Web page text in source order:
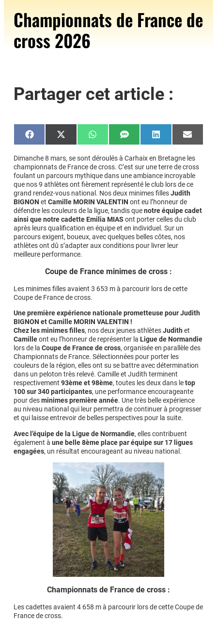
Championnats de France de
cross 2026
Partager cet article :
Share
on
Share
on
(Twitter)
Share
on
Share
on
Share
on
Share
on
Dimanche 8 mars, se sont déroulés à Carhaix en Bretagne les
championnats de France de cross. C’est sur une terre de cross
foulant un parcours mythique dans une ambiance incroyable
que nos 9 athlètes ont fièrement représenté le club lors de ce
grand rendez-vous national. Nos deux minimes fillesJudith
BIGNON et Camille MORIN VALENTIN ont eu l’honneur de
défendre les couleurs de la ligue, tandis quenotre équipe cadet
ainsi que notre cadette Emilia MIAS ont porter celles du club
après leurs qualification en équipe et en individuel. Sur un
parcours exigent, boueux, avec quelques belles côtes, nos
athlètes ont dû s’adapter aux conditions pour livrer leur
meilleure performance.
Coupe de France minimes de cross :
Les minimes filles avaient 3 653 m à parcourir lors de cette
Coupe de France de cross.
Une première expérience nationale prometteuse pour Judith
BIGNON et Camille MORIN VALENTIN !
Chez les minimes filles, nos deux jeunes athlètesJudith et
Camilleont eu l’honneur de représenter la Ligue de Normandie
lors de la Coupe de France de cross, organisée en parallèle des
Championnats de France. Sélectionnées pour porter les
couleurs de la région, elles ont su se battre avec détermination
dans un peloton très relevé. Camille et Judith terminent
respectivement 93ème et 98ème, toutes les deux dans letop
100 sur 340 participantes, une performance encourageante
pour desminimes première année. Une très belle expérience
au niveau national qui leur permettra de continuer à progresser
et qui laisse entrevoir de belles perspectives pour la suite.
Avec l’équipe de la Ligue de Normandie, elles contribuent
également à une belle 8ème place par équipe sur 17 ligues
engagées, un résultat encourageant au niveau national.
Championnats de France de cross :
Les cadettes avaient 4 658 m à parcourir lors de cette Coupe de
France de cross.